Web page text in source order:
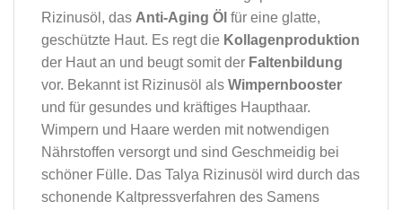
Rizinusöl, das Anti-Aging Öl für eine glatte,
geschützte Haut. Es regt die Kollagenproduktion
der Haut an und beugt somit der Faltenbildung
vor. Bekannt ist Rizinusöl als Wimpernbooster
und für gesundes und kräftiges Haupthaar.
Wimpern und Haare werden mit notwendigen
Nährstoffen versorgt und sind Geschmeidig bei
schöner Fülle. Das Talya Rizinusöl wird durch das
schonende Kaltpressverfahren des Samens